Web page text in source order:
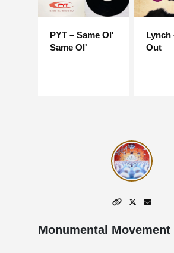
PYT – Same Ol'
Same Ol'
Lynch
Out
Monumental Movement